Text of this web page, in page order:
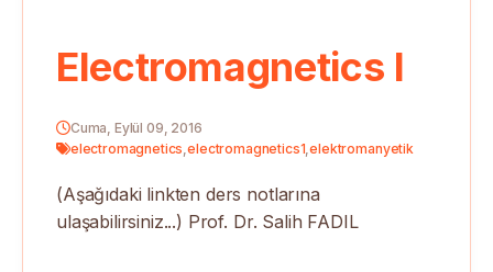
Electromagnetics I
Cuma, Eylül 09, 2016
electromagnetics,electromagnetics1,elektromanyetik
(Aşağıdaki linkten ders notlarına
ulaşabilirsiniz...) Prof. Dr. Salih FADIL